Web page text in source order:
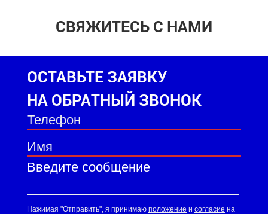
СВЯЖИТЕСЬ С НАМИ
ОСТАВЬТЕ ЗАЯВКУ
НА ОБРАТНЫЙ ЗВОНОК
Нажимая "Отправить", я принимаю положение и согласие на